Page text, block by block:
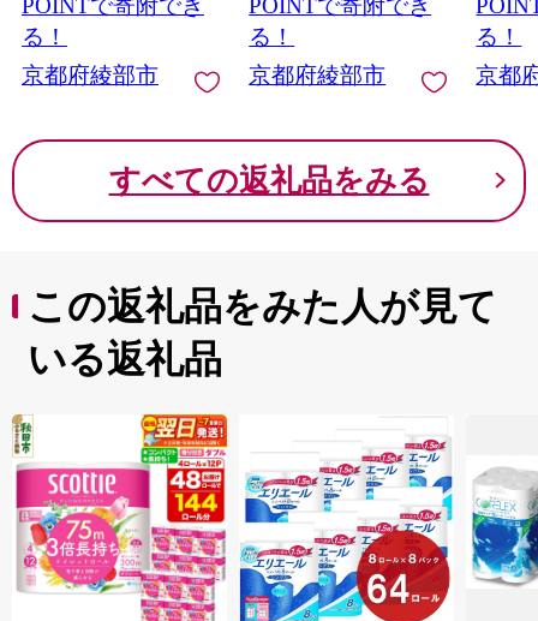
POINTで寄附でき
る！
京都府綾部市
POINTで寄附でき
る！
京都府綾部市
る！
京都
すべての返礼品をみる
この返礼品をみた人が見て
いる返礼品